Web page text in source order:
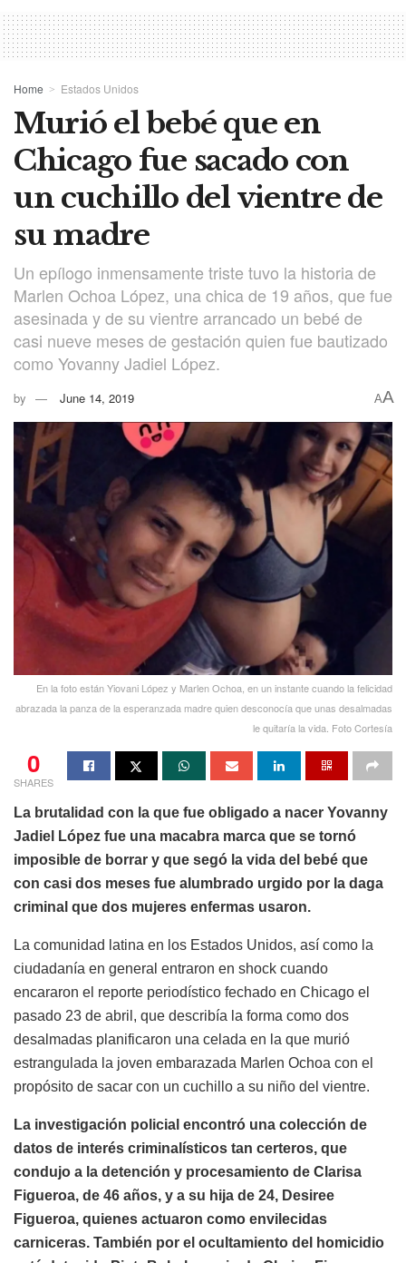
Home Estados Unidos
Murió el bebé que en
Chicago fue sacado con
un cuchillo del vientre de
su madre
Un epílogo inmensamente triste tuvo la historia de
Marlen Ochoa López, una chica de 19 años, que fue
asesinada y de su vientre arrancado un bebé de
casi nueve meses de gestación quien fue bautizado
como Yovanny Jadiel López.
by June 14, 2019 AA
En la foto están Yiovani López y Marlen Ochoa, en un instante cuando la felicidad
abrazada la panza de la esperanzada madre quien desconocía que unas desalmadas
le quitaría la vida. Foto Cortesía
0
SHARES
La brutalidad con la que fue obligado a nacer Yovanny
Jadiel López fue una macabra marca que se tornó
imposible de borrar y que segó la vida del bebé que
con casi dos meses fue alumbrado urgido por la daga
criminal que dos mujeres enfermas usaron.
La comunidad latina en los Estados Unidos, así como la
ciudadanía en general entraron en shock cuando
encararon el reporte periodístico fechado en Chicago el
pasado 23 de abril, que describía la forma como dos
desalmadas planificaron una celada en la que murió
estrangulada la joven embarazada Marlen Ochoa con el
propósito de sacar con un cuchillo a su niño del vientre.
La investigación policial encontró una colección de
datos de interés criminalísticos tan certeros, que
condujo a la detención y procesamiento de Clarisa
Figueroa, de 46 años, y a su hija de 24, Desiree
Figueroa, quienes actuaron como envilecidas
carniceras. También por el ocultamiento del homicidio